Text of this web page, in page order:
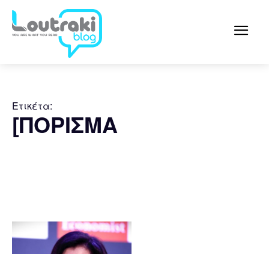
Ετικέτα:
[ΠΟΡΙΣΜΑ